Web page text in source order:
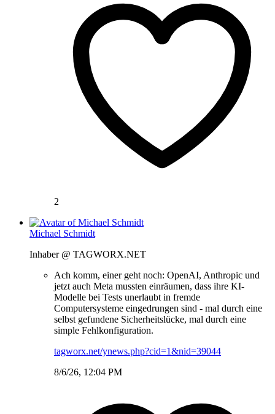
2
Michael Schmidt
Inhaber @ TAGWORX.NET
Ach komm, einer geht noch: OpenAI, Anthropic und
jetzt auch Meta mussten einräumen, dass ihre KI-
Modelle bei Tests unerlaubt in fremde
Computersysteme eingedrungen sind - mal durch eine
selbst gefundene Sicherheitslücke, mal durch eine
simple Fehlkonfiguration.
tagworx.net/ynews.php?cid=1&nid=39044
8/6/26, 12:04 PM